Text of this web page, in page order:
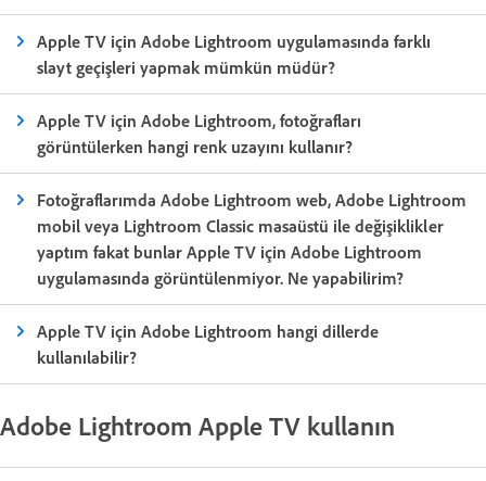
Apple TV için Adobe Lightroom uygulamasında farklı
slayt geçişleri yapmak mümkün müdür?
Apple TV için Adobe Lightroom, fotoğrafları
görüntülerken hangi renk uzayını kullanır?
Fotoğraflarımda Adobe Lightroom web, Adobe Lightroom
mobil veya Lightroom Classic masaüstü ile değişiklikler
yaptım fakat bunlar Apple TV için Adobe Lightroom
uygulamasında görüntülenmiyor. Ne yapabilirim?
Apple TV için Adobe Lightroom hangi dillerde
kullanılabilir?
Adobe Lightroom Apple TV kullanın